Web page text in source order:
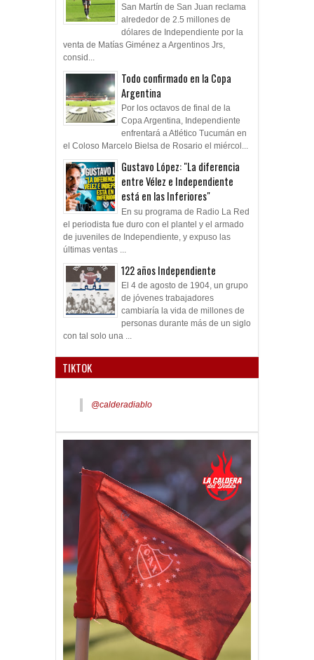
San Martín de San Juan reclama
alrededor de 2.5 millones de
dólares de Independiente por la
venta de Matías Giménez a Argentinos Jrs,
consid...
Todo confirmado en la Copa
Argentina
Por los octavos de final de la
Copa Argentina, Independiente
enfrentará a Atlético Tucumán en
el Coloso Marcelo Bielsa de Rosario el miércol...
Gustavo López: "La diferencia
entre Vélez e Independiente
está en las Inferiores"
En su programa de Radio La Red
el periodista fue duro con el plantel y el armado
de juveniles de Independiente, y expuso las
últimas ventas ...
122 años Independiente
El 4 de agosto de 1904, un grupo
de jóvenes trabajadores
cambiaría la vida de millones de
personas durante más de un siglo
con tal solo una ...
TIKTOK
@calderadiablo